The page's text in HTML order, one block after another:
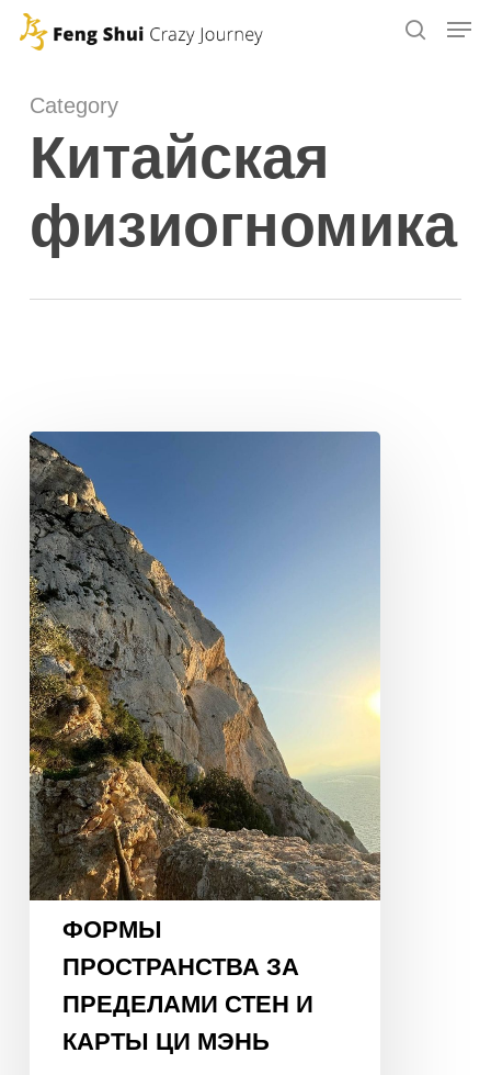
Skip
contentCategory
Китайская
физиогномика
ФОРМЫ
ПРОСТРАНСТВА
ЗА
ПРЕДЕЛАМИ
СТЕН
И
КАРТЫ
ЦИ
МЭНЬ
ФОРМЫ
ПРОСТРАНСТВА ЗА
ПРЕДЕЛАМИ СТЕН И
КАРТЫ ЦИ МЭНЬ